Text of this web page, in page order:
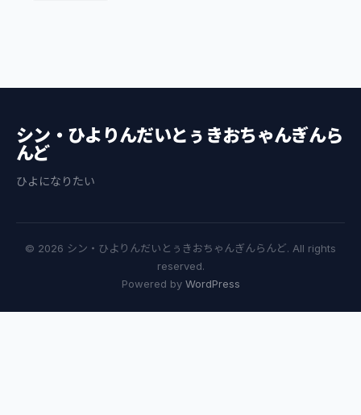
シン・ひよりんだいとぅきおちゃんぎんら
んど
ひよになりたい
© 2026 シン・ひよりんだいとぅきおちゃんぎんらんど. All rights
reserved.
Powered by WordPress